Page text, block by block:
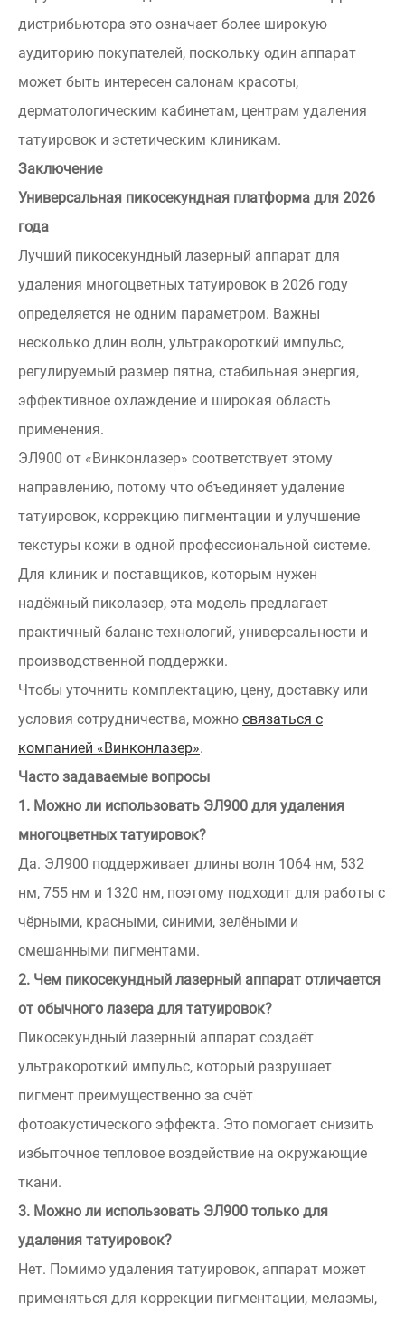
дистрибьютора это означает более широкую
аудиторию покупателей, поскольку один аппарат
может быть интересен салонам красоты,
дерматологическим кабинетам, центрам удаления
татуировок и эстетическим клиникам.
Заключение
Универсальная пикосекундная платформа для 2026
года
Лучший пикосекундный лазерный аппарат для
удаления многоцветных татуировок в 2026 году
определяется не одним параметром. Важны
несколько длин волн, ультракороткий импульс,
регулируемый размер пятна, стабильная энергия,
эффективное охлаждение и широкая область
применения.
ЭЛ900 от «Винконлазер» соответствует этому
направлению, потому что объединяет удаление
татуировок, коррекцию пигментации и улучшение
текстуры кожи в одной профессиональной системе.
Для клиник и поставщиков, которым нужен
надёжный пиколазер, эта модель предлагает
практичный баланс технологий, универсальности и
производственной поддержки.
Чтобы уточнить комплектацию, цену, доставку или
условия сотрудничества, можно связаться с
компанией «Винконлазер».
Часто задаваемые вопросы
1. Можно ли использовать ЭЛ900 для удаления
многоцветных татуировок?
Да. ЭЛ900 поддерживает длины волн 1064 нм, 532
нм, 755 нм и 1320 нм, поэтому подходит для работы с
чёрными, красными, синими, зелёными и
смешанными пигментами.
2. Чем пикосекундный лазерный аппарат отличается
от обычного лазера для татуировок?
Пикосекундный лазерный аппарат создаёт
ультракороткий импульс, который разрушает
пигмент преимущественно за счёт
фотоакустического эффекта. Это помогает снизить
избыточное тепловое воздействие на окружающие
ткани.
3. Можно ли использовать ЭЛ900 только для
удаления татуировок?
Нет. Помимо удаления татуировок, аппарат может
применяться для коррекции пигментации, мелазмы,